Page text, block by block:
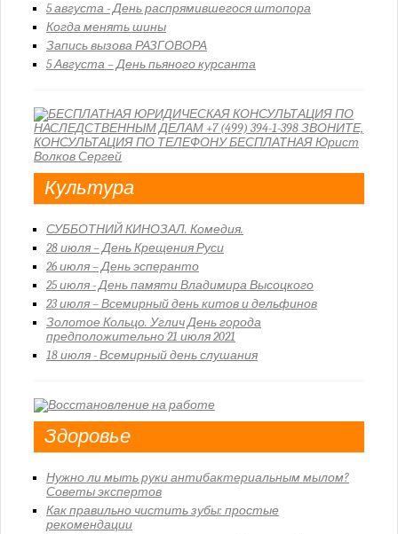
5 августа - День распрямившегося штопора
Когда менять шины
Запись вызова РАЗГОВОРА
5 Августа – День пьяного курсанта
Культура
СУББОТНИЙ КИНОЗАЛ. Комедия.
28 июля – День Крещения Руси
26 июля – День эсперанто
25 июля - День памяти Владимира Высоцкого
23 июля – Всемирный день китов и дельфинов
Золотое Кольцо. Углич День города
предположительно 21 июля 2021
18 июля - Всемирный день слушания
Здоровье
Нужно ли мыть руки антибактериальным мылом?
Советы экспертов
Как правильно чистить зубы: простые
рекомендации